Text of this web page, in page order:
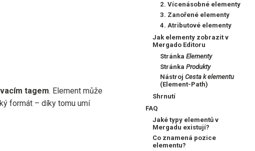
tagem. Element může
formát – díky tomu umí
2. Vícenásobné elementy
3. Zanořené elementy
4. Atributové elementy
Jak elementy zobrazit v
Mergado Editoru
Stránka Elementy
Stránka Produkty
Nástroj Cesta k elementu
(Element-Path)
Shrnutí
FAQ
Jaké typy elementů v
Mergadu existují?
Co znamená pozice
elementu?